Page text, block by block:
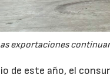
exportaciones
de este año, el